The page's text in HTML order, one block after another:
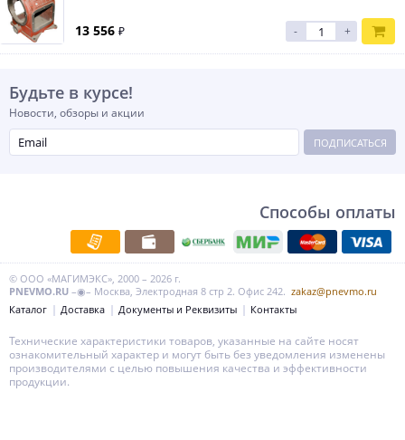
13 556 ₽ - +
Будьте в курсе!
Новости, обзоры и акции
ПОДПИСАТЬСЯ
Способы оплаты
© ООО «МАГИМЭКС», 2000 – 2026 г.
PNEVMO.RU –◉– Москва, Электродная 8 стр 2. Офис 242. zakaz@pnevmo.ru
Каталог
Доставка Документы и Реквизиты Контакты
Технические характеристики товаров, указанные на сайте носят
ознакомительный характер и могут быть без уведомления изменены
производителями с целью повышения качества и эффективности
продукции.